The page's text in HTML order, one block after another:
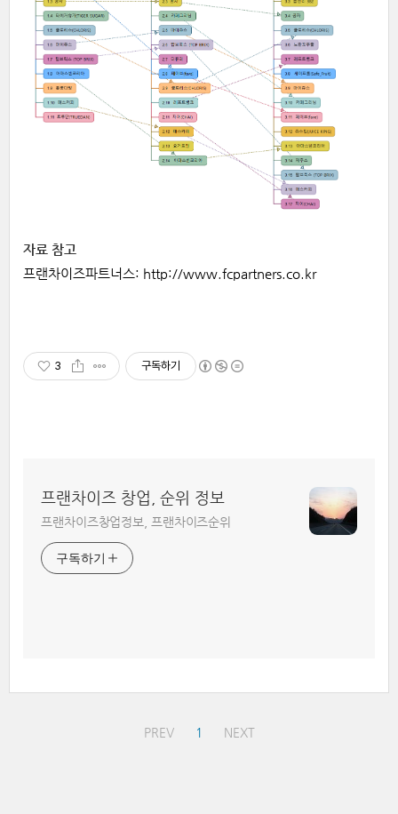
자료 참고
프랜차이즈파트너스: http://www.fcpartners.co.kr
3 구독하기
프랜차이즈 창업, 순위 정보
프랜차이즈창업정보, 프랜차이즈순위
구독하기
PREV 1 NEXT